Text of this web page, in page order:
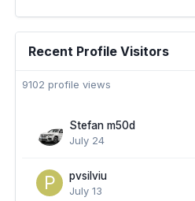
Recent Profile Visitors
9102 profile views
Stefan m50d
July 24
pvsilviu
July 13